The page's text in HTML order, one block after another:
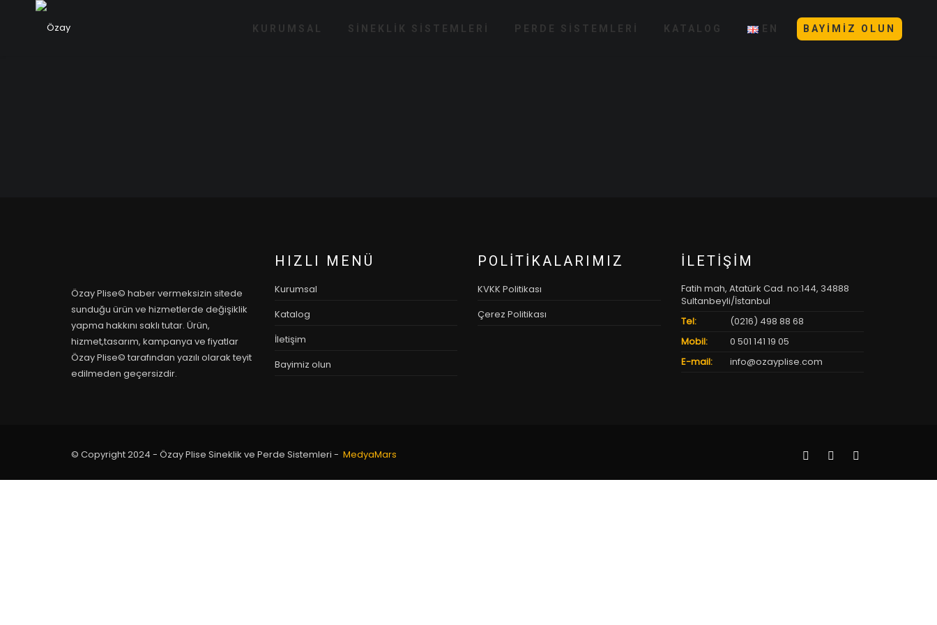
KURUMSAL SİNEKLİK SİSTEMLERİ PERDE SİSTEMLERİ KATALOG EN BAYIMIZ OLUN
Özay Plise© haber vermeksizin sitede
sunduğu ürün ve hizmetlerde değişiklik
yapma hakkını saklı tutar. Ürün,
hizmet,tasarım, kampanya ve fiyatlar
Özay Plise© tarafından yazılı olarak teyit
edilmeden geçersizdir.
HIZLI MENÜ
Kurumsal
Katalog
İletişim
Bayimiz olun
POLITIKALARIMIZ
KVKK Politikası
Çerez Politikası
İLETIŞIM
Fatih mah, Atatürk Cad. no:144, 34888
Sultanbeyli/İstanbul
Tel:
(0216) 498 88 68
Mobil:
0 501 141 19 05
E-mail:
info@ozayplise.com
© Copyright 2024 - Özay Plise Sineklik ve Perde Sistemleri - MedyaMars